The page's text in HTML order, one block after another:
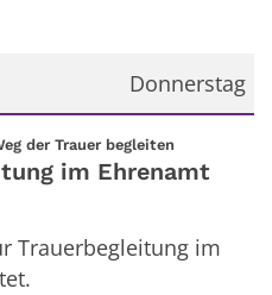
Donnerstag
der Trauer begleiten
im Ehrenamt
Trauerbegleitung im